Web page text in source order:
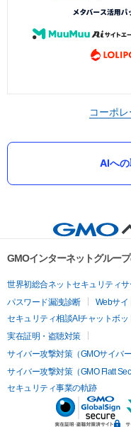
コーポ
AIへ
GMOインターネットグルー
世界初総合ネットセキュリティサ
パスワード漏洩診断
Webサイ
セキュリティ相談AIチャットボッ
実在証明・盗聴対策
サイバー攻撃対策（GMOサイバ
サイバー攻撃対策（GMO Flatt
セキュリティ事業の軌跡